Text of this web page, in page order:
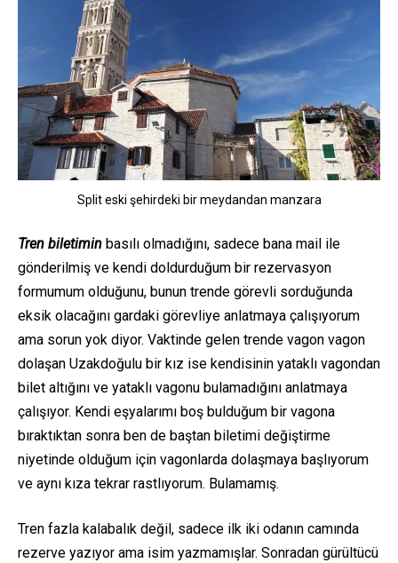
Split eski şehirdeki bir meydandan manzara
Tren biletimin basılı olmadığını, sadece bana mail ile
gönderilmiş ve kendi doldurduğum bir rezervasyon
formumum olduğunu, bunun trende görevli sorduğunda
eksik olacağını gardaki görevliye anlatmaya çalışıyorum
ama sorun yok diyor. Vaktinde gelen trende vagon vagon
dolaşan Uzakdoğulu bir kız ise kendisinin yataklı vagondan
bilet altığını ve yataklı vagonu bulamadığını anlatmaya
çalışıyor. Kendi eşyalarımı boş bulduğum bir vagona
bıraktıktan sonra ben de baştan biletimi değiştirme
niyetinde olduğum için vagonlarda dolaşmaya başlıyorum
ve aynı kıza tekrar rastlıyorum. Bulamamış.
Tren fazla kalabalık değil, sadece ilk iki odanın camında
rezerve yazıyor ama isim yazmamışlar. Sonradan gürültücü